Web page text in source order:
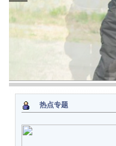
热点专题